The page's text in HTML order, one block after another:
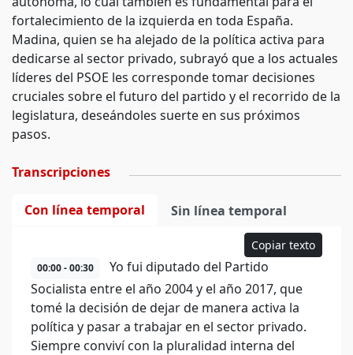
fortalecimiento de la izquierda en toda España.
Madina, quien se ha alejado de la política activa para
dedicarse al sector privado, subrayó que a los actuales
líderes del PSOE les corresponde tomar decisiones
cruciales sobre el futuro del partido y el recorrido de la
legislatura, deseándoles suerte en sus próximos
pasos.
Transcripciones
Con línea temporal Sin línea temporal
Copiar texto
00:00 - 00:30
Yo fui diputado del Partido
Socialista entre el año 2004 y el año 2017, que
tomé la decisión de dejar de manera activa la
política y pasar a trabajar en el sector privado.
Siempre conviví con la pluralidad interna del